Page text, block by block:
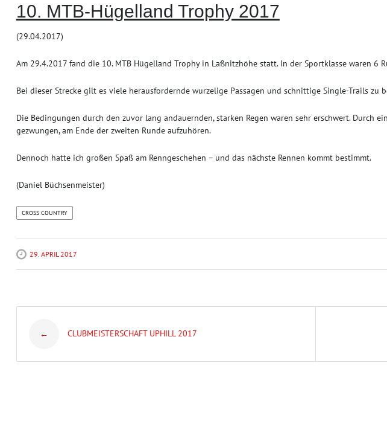
10. MTB-Hügelland Trophy 2017
(29.04.2017)
Am 29.4.2017 fand die 10. MTB Hügelland Trophy in Laßnitzhöhe statt. In der Sportklasse waren 6
Bei dieser Strecke gilt es viele herausfordernde wurzelige Passagen und schnittige Single-Trails zu
Die Bedingungen durch den zuvor lang andauernden, starken Regen waren sehr erschwert. Durch
gezwungen, am Ende der zweiten Runde aufzuhören.
Dennoch hatte ich großen Spaß am Renngeschehen – und das nächste Rennen kommt bestimmt.
(Daniel Büchsenmeister)
CROSS COUNTRY
29. APRIL 2017
navigation
← CLUBMEISTERSCHAFT UPHILL 2017